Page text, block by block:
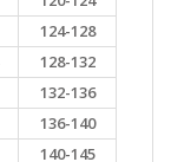
124-128
128-132
132-136
136-140
140-145